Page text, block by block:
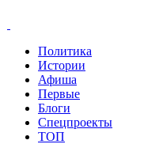
Политика
Истории
Афиша
Первые
Блоги
Спецпроекты
ТОП